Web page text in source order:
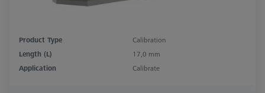
Product Type
Calibration
Length (L)
17,0 mm
Application
Calibrate